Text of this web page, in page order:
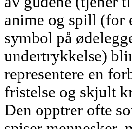
anime og spill (for
symbol på
undertrykkelse)
representere en
fristelse og skjult
Den opptrer ofte